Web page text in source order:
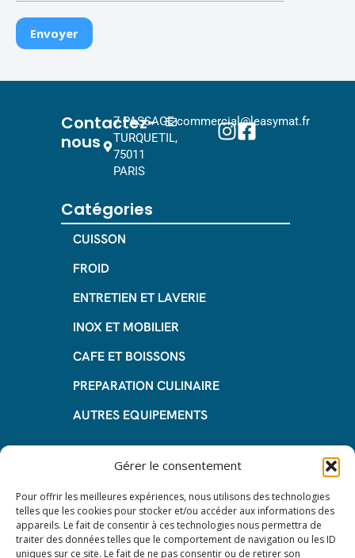
Gérer le consentement
Pour offrir les meilleures expériences, nous utilisons des technologies
telles que les cookies pour stocker et/ou accéder aux informations des
appareils. Le fait de consentir à ces technologies nous permettra de
traiter des données telles que le comportement de navigation ou les ID
uniques sur ce site. Le fait de ne pas consentir ou de retirer son
Contactez-
nous
7 PASSAGE
TURQUETIL,
75011
PARIS
commercial@leasymat.fr
Catégories
CUISSON
FROID
ENTRETIEN ET LAVERIE
INOX ET MOBILIER
CAFE ET BOISSONS
PREPARATION CULINAIRE
AUTRES EQUIPEMENTS
Informations
Questions fréquentes
Les avantages de la LOA
Les étapes du leasing de matériel